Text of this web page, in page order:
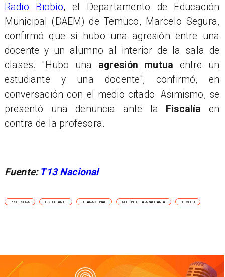
Radio Biobío, el Departamento de Educación
Municipal (DAEM) de Temuco, Marcelo Segura,
confirmó que sí hubo una agresión entre una
docente y un alumno al interior de la sala de
clases. "Hubo una agresión mutua entre un
estudiante y una docente", confirmó, en
conversación con el medio citado. Asimismo, se
presentó una denuncia ante la
Fiscalía en
contra de la profesora.
Fuente: T13 Nacional
PROFESORA ESTUDIANTE TEANACIONAL REGIÓN DE LA ARAUCANÍA TEMUCO